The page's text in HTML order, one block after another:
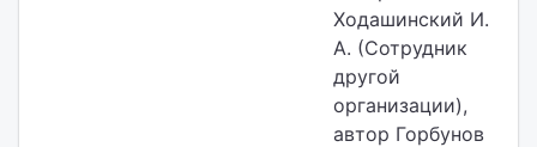
Ходашинский И.
А. (Сотрудник
другой
организации),
автор Горбунов